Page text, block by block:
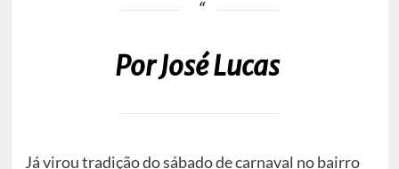
Por José Lucas
Já virou tradição do sábado de carnaval no bairro